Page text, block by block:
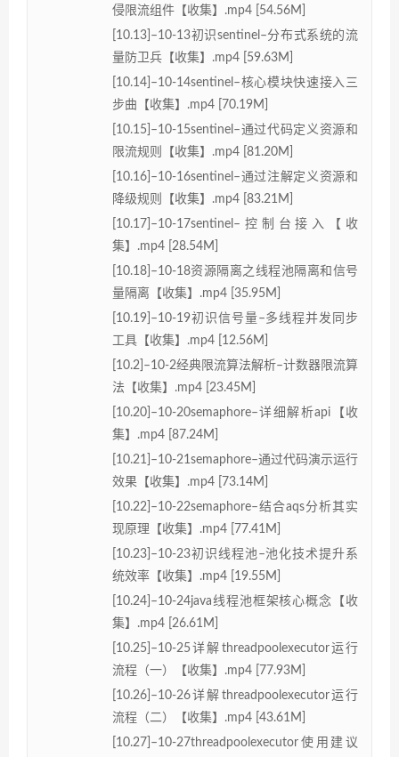
侵限流组件【收集】.mp4 [54.56M]
[10.13]–10-13初识sentinel–分布式系统的流
量防卫兵【收集】.mp4 [59.63M]
[10.14]–10-14sentinel–核心模块快速接入三
步曲【收集】.mp4 [70.19M]
[10.15]–10-15sentinel–通过代码定义资源和
限流规则【收集】.mp4 [81.20M]
[10.16]–10-16sentinel–通过注解定义资源和
降级规则【收集】.mp4 [83.21M]
[10.17]–10-17sentinel–控制台接入【收
集】.mp4 [28.54M]
[10.18]–10-18资源隔离之线程池隔离和信号
量隔离【收集】.mp4 [35.95M]
[10.19]–10-19初识信号量–多线程并发同步
工具【收集】.mp4 [12.56M]
[10.2]–10-2经典限流算法解析–计数器限流算
法【收集】.mp4 [23.45M]
[10.20]–10-20semaphore–详细解析api【收
集】.mp4 [87.24M]
[10.21]–10-21semaphore–通过代码演示运行
效果【收集】.mp4 [73.14M]
[10.22]–10-22semaphore–结合aqs分析其实
现原理【收集】.mp4 [77.41M]
[10.23]–10-23初识线程池–池化技术提升系
统效率【收集】.mp4 [19.55M]
[10.24]–10-24java线程池框架核心概念【收
集】.mp4 [26.61M]
[10.25]–10-25详解threadpoolexecutor运行
流程（一）【收集】.mp4 [77.93M]
[10.26]–10-26详解threadpoolexecutor运行
流程（二）【收集】.mp4 [43.61M]
[10.27]–10-27threadpoolexecutor使用建议